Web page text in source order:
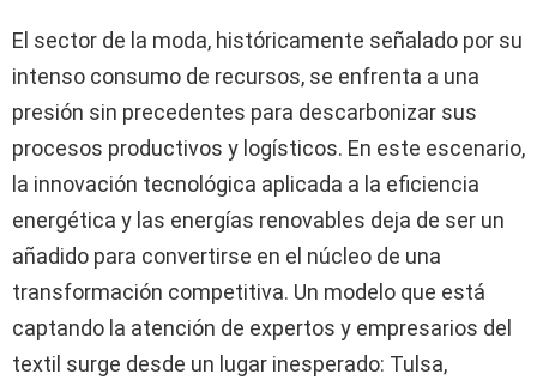
El sector de la moda, históricamente señalado por su
intenso consumo de recursos, se enfrenta a una
presión sin precedentes para descarbonizar sus
procesos productivos y logísticos. En este escenario,
la innovación tecnológica aplicada a la eficiencia
energética y las energías renovables deja de ser un
añadido para convertirse en el núcleo de una
transformación competitiva. Un modelo que está
captando la atención de expertos y empresarios del
textil surge desde un lugar inesperado: Tulsa,